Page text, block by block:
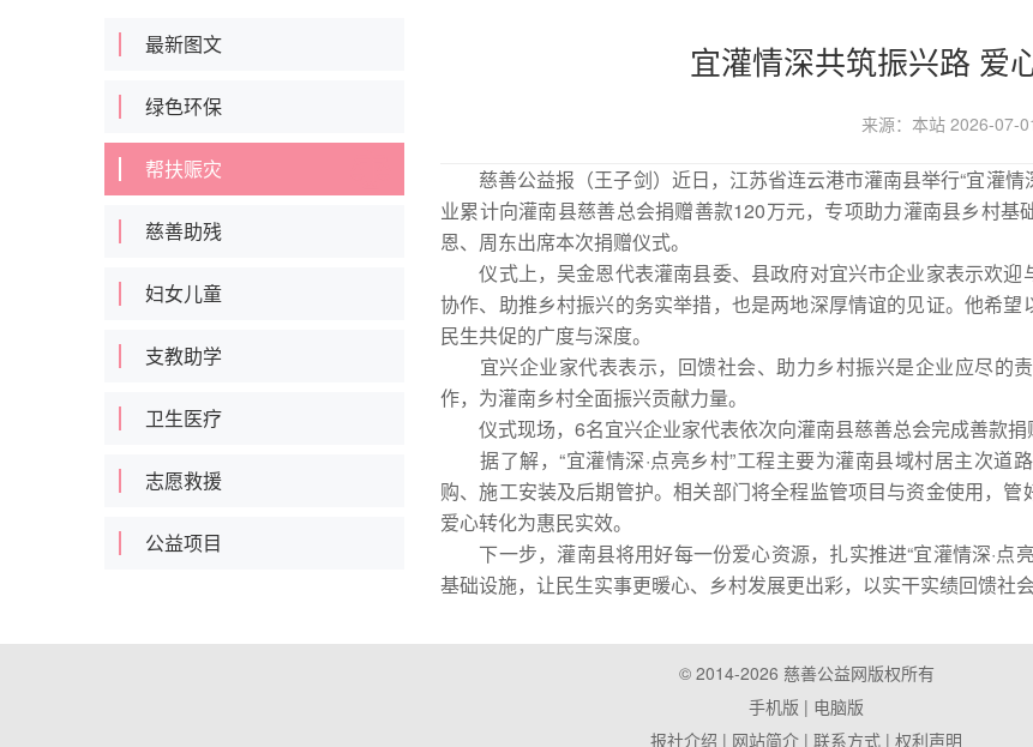
最新图文
绿色环保
帮扶赈灾
慈善助残
妇女儿童
支教助学
卫生医疗
志愿救援
公益项目
宜灌情深共筑振兴路 爱
来源：本站 2026-07-
慈善公益报（王子剑） 近日，江苏省连云港市灌南县举行“宜灌
业累计向灌南县慈善总会捐赠善款120万元，专项助力灌南县乡村
恩、周东出席本次捐赠仪式。
仪式上，吴金恩代表灌南县委、县政府对宜兴市企业家表示欢迎
协作、助推乡村振兴的务实举措，也是两地深厚情谊的见证。他希
民生共促的广度与深度。
宜兴企业家代表表示，回馈社会、助力乡村振兴是企业应尽的
作，为灌南乡村全面振兴贡献力量。
仪式现场，6名宜兴企业家代表依次向灌南县慈善总会完成善款捐
据了解，“宜灌情深·点亮乡村”工程主要为灌南县域村居主次道
购、施工安装及后期管护。相关部门将全程监管项目与资金使用，
爱心转化为惠民实效。
下一步，灌南县将用好每一份爱心资源，扎实推进“宜灌情深·点
基础设施，让民生实事更暖心、乡村发展更出彩，以实干实绩回馈社
© 2014-2026 慈善公益网版权所有
手机版 | 电脑版
报社介绍 | 网站简介 | 联系方式 | 权利声明